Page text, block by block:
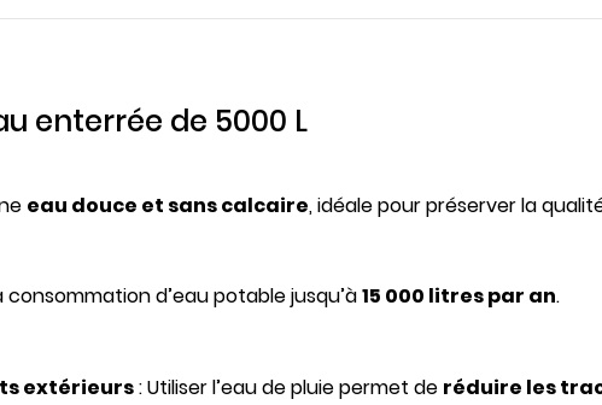
enterrée de 5000 L
eau douce et sans calcaire, idéale pour préserver la
consommation d’eau potable jusqu’à15 000 litres par an.
extérieurs: Utiliser l’eau de pluie permet de réduire les